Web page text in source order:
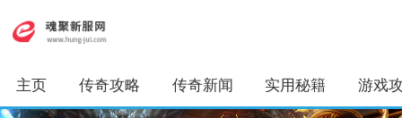
主页 传奇攻略 传奇新闻 实用秘籍 游戏